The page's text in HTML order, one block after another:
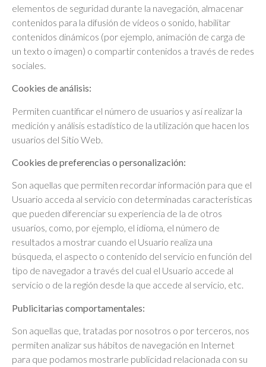
elementos de seguridad durante la navegación, almacenar
contenidos para la difusión de vídeos o sonido, habilitar
contenidos dinámicos (por ejemplo, animación de carga de
un texto o imagen) o compartir contenidos a través de redes
sociales.
Cookies de análisis:
Permiten cuantificar el número de usuarios y así realizar la
medición y análisis estadístico de la utilización que hacen los
usuarios del Sitio Web.
Cookies de preferencias o personalización:
Son aquellas que permiten recordar información para que el
Usuario acceda al servicio con determinadas características
que pueden diferenciar su experiencia de la de otros
usuarios, como, por ejemplo, el idioma, el número de
resultados a mostrar cuando el Usuario realiza una
búsqueda, el aspecto o contenido del servicio en función del
tipo de navegador a través del cual el Usuario accede al
servicio o de la región desde la que accede al servicio, etc.
Publicitarias comportamentales:
Son aquellas que, tratadas por nosotros o por terceros, nos
permiten analizar sus hábitos de navegación en Internet
para que podamos mostrarle publicidad relacionada con su